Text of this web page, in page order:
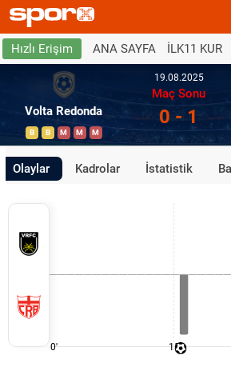
Hızlı Erişim ANA SAYFA İLK11 KUR
Volta Redonda
B B M M M
19.08.2025
Maç Sonu
0 - 1
Olaylar Kadrolar İstatistik
0' 15'